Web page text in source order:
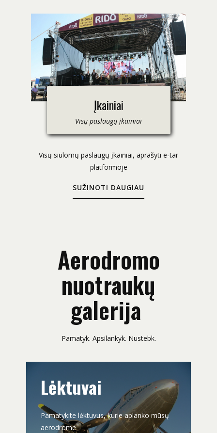
Įkainiai
Visų paslaugų įkainiai
Visų siūlomų paslaugų įkainiai, aprašyti e-tar
platformoje
SUŽINOTI DAUGIAU
Aerodromo
nuotraukų
galerija
Pamatyk. Apsilankyk. Nustebk.
Lėktuvai
Pamatykite lėktuvus, kurie aplanko mūsų
aerodrome